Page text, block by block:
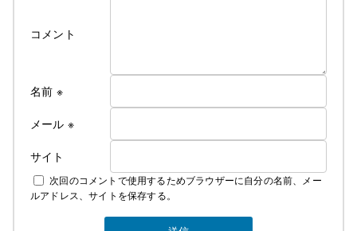
コメント
名前 ※
メール ※
サイト
次回のコメントで使用するためブラウザーに自分の名前、メー
ルアドレス、サイトを保存する。